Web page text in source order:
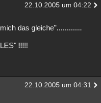
22.10.2005 um 04:22
das gleiche".............
!!!!!
22.10.2005 um 04:31